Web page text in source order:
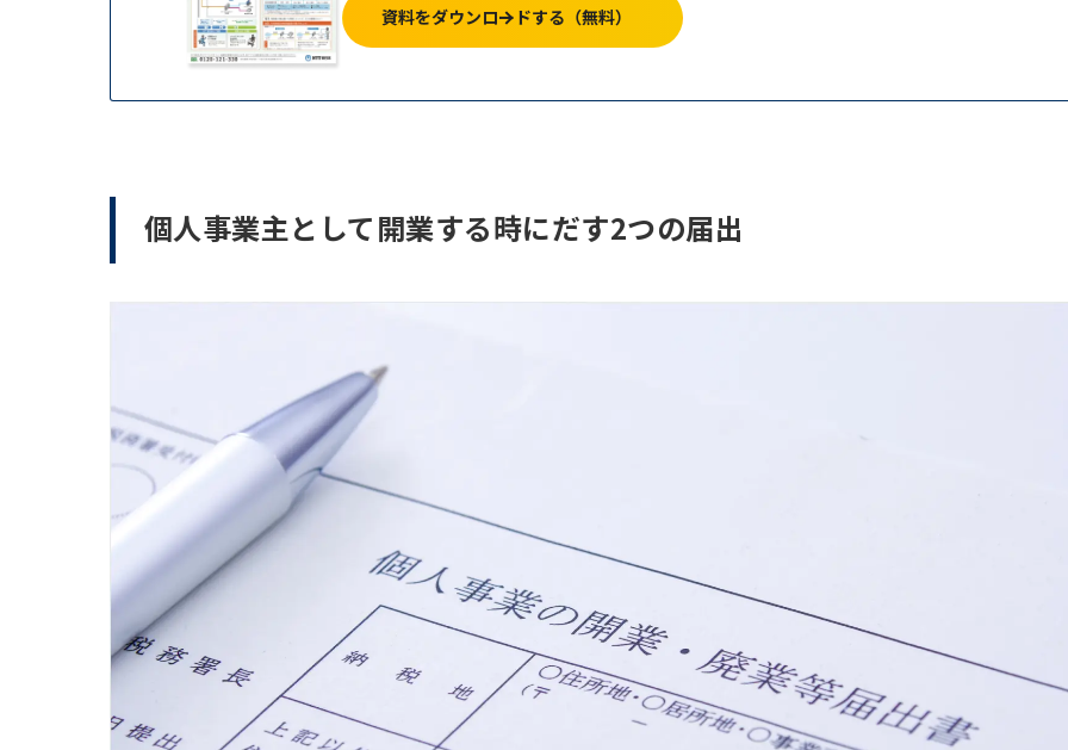
資料をダウンロードする（無料）
個人事業主として開業する時にだす2つの届出